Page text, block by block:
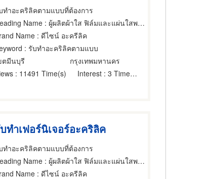
ทําอะคริลิคตามแบบที่ต้องการ
Name : ผู้ผลิตผ้าใส ฟิล์มและแผ่นใสพลาสติก,แผ่นอะครีลิคพลาสติก,ผลิตภัณฑ์อะคริลิค
Name : ดีไซน์ อะครีลิค
: รับทำอะคริลิคตามแบบ
ตมีนบุรี
กรุงเทพมหานคร
: 11491 Time(s) Interest : 3 Time(s)
ทำเฟอร์นิเจอร์อะคริลิค
ทําอะคริลิคตามแบบที่ต้องการ
Name : ผู้ผลิตผ้าใส ฟิล์มและแผ่นใสพลาสติก,แผ่นอะครีลิคพลาสติก,ผลิตภัณฑ์อะคริลิค
Name : ดีไซน์ อะครีลิค